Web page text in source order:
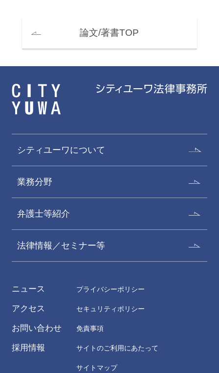
論文/著書TOP
シティユーワについて
業務分野
弁護士等紹介
法律情報／セミナー等
ニュース
アクセス
お問い合わせ
採用情報
プライバシーポリシー
セキュリティポリシー
免責事項
サイトのご利用にあたって
サイトマップ